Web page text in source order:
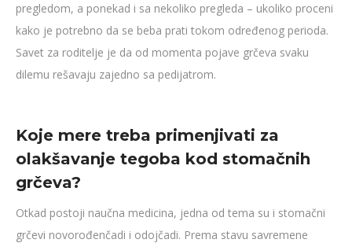
pregledom, a ponekad i sa nekoliko pregleda – ukoliko proceni
kako je potrebno da se beba prati tokom određenog perioda.
Savet za roditelje je da od momenta pojave grčeva svaku
dilemu rešavaju zajedno sa pedijatrom.
Koje mere treba primenjivati za
olakšavanje tegoba kod stomačnih
grčeva?
Otkad postoji naučna medicina, jedna od tema su i stomačni
grčevi novorođenčadi i odojčadi. Prema stavu savremene